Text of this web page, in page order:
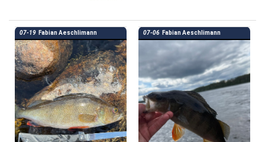
07-19 Fabian Aeschlimann 07-06 Fabian Aeschlimann